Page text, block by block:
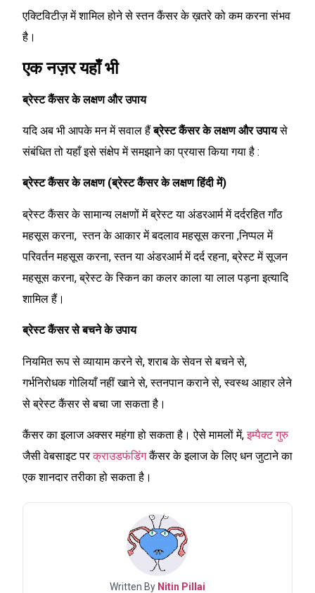
एक्टिविटीज़ में शामिल होने से स्तन कैंसर के ख़तरे को कम करना संभव
है।
एक नज़र यहाँ भी
ब्रेस्ट कैंसर के लक्षण और उपाय
यदि अब भी आपके मन में सवाल हैंब्रेस्ट कैंसर के लक्षण और उपायसे
संबंधित तो यहाँ इसे संक्षेप में समझाने का प्रयास किया गया है :
ब्रेस्ट कैंसर के लक्षण (ब्रेस्ट कैंसर के लक्षण हिंदी में)
ब्रेस्ट कैंसर के सामान्य लक्षणों में ब्रेस्ट या अंडरआर्म में दर्दरहित गाँठ
महसूस करना, स्तन के आकार में बदलाव महसूस करना ,निप्पल में
परिवर्तन महसूस करना, स्तन या अंडरआर्म में दर्द रहना, ब्रेस्ट में सूजन
महसूस करना, ब्रेस्ट के स्किन का कलर काला या लाल पड़ना इत्यादि
शामिल हैं।
ब्रेस्ट कैंसर से बचने के उपाय
नियमित रूप से व्यायाम करने से, शराब के सेवन से बचने से,
गर्भनिरोधक गोलियाँ नहीं खाने से, स्तनपान कराने से, स्वस्थ आहार लेने
से ब्रेस्ट कैंसर से बचा जा सकता है।
कैंसर का इलाज अक्सर महंगा हो सकता है। ऐसे मामलों में,इम्पैक्ट गुरु
जैसी वेबसाइट परक्राउडफंडिंगकैंसर के इलाज के लिए धन जुटाने का
एक शानदार तरीका हो सकता है।
Written By Nitin Pillai